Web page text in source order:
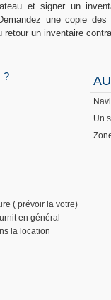
et signer un
une copie
un inventaire
Un
?
( prévoir la votre)
en général
la location